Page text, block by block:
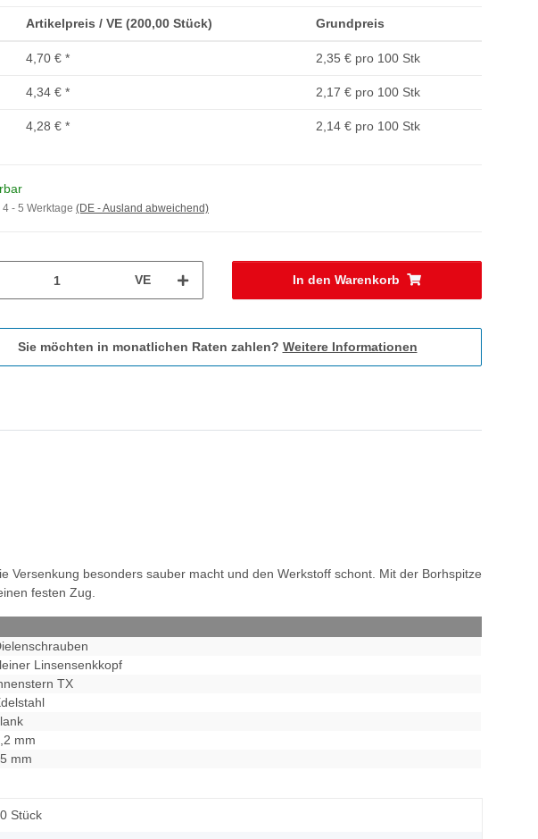
Artikelpreis / VE (200,00 Stück) Grundpreis
4,70 € * 2,35 € pro 100 Stk
4,34 € * 2,17 € pro 100 Stk
4,28 € * 2,14 € pro 100 Stk
4 - 5 Werktage (DE - Ausland abweichend)
VE In den Warenkorb
Sie möchten in monatlichen Raten zahlen? Weitere Informationen
besonders sauber macht und den Werkstoff schont. Mit der Borhspitze
festen Zug.
Linsensenkkopf
TX
mm
mm
Stück